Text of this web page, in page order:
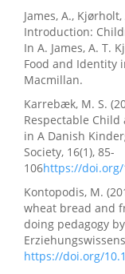
James, A.,
Introduction:
In A. James, A. T.
Food and Identity
Macmillan.
Karrebæk, M. S.
Respectable
in A Danish
Society, 16(1), 85-
106https://doi.org/
Kontopodis, M.
wheat bread and
doing pedagogy
https://doi.org/